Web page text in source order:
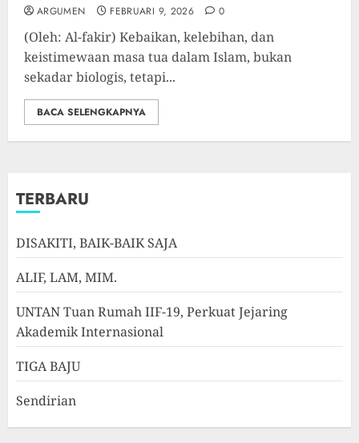
ARGUMEN FEBRUARI 9, 2026 0
(Oleh: Al-fakir) Kebaikan, kelebihan, dan
keistimewaan masa tua dalam Islam, bukan
sekadar biologis, tetapi...
BACA SELENGKAPNYA
TERBARU
DISAKITI, BAIK-BAIK SAJA
ALIF, LAM, MIM.
UNTAN Tuan Rumah IIF-19, Perkuat Jejaring
Akademik Internasional
TIGA BAJU
Sendirian